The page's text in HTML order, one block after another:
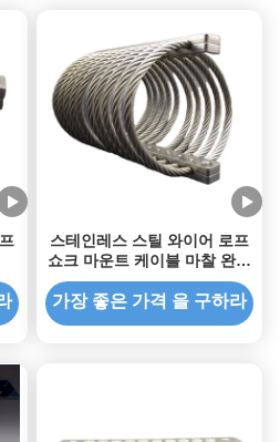
스테인레스 스틸 와이어 로프
쇼크 마운트 케이블 마찰 완충
기
가장 좋은 가격 을 구하라